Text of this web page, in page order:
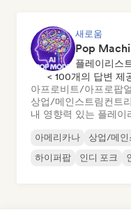
새로움
플레이리스
< 100개의 답변 제
아프로비트/아프로팝
상업/메인스트림컨트
내 영향력 있는 플레
아메리카나 상업/메인
하이퍼팝
인디 포크